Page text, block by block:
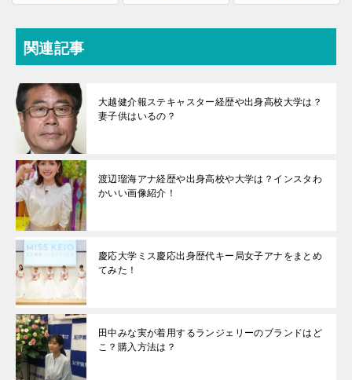
関連記事
大越健介報ステキャスター経歴や出身高校大学は？
妻子供はいるの？
渡辺瑠海アナ経歴や出身高校や大学は？インスタわ
かいい画像紹介！
慶応大学ミス慶応出身歴代キー局女子アナをまとめ
てみた！
田中みな実が着用するランジェリーのブランドはど
こ？購入方法は？